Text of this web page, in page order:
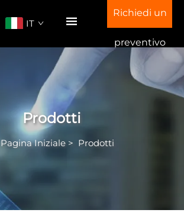
IT
Richiedi un
preventivo
Prodotti
Pagina Iniziale> Prodotti